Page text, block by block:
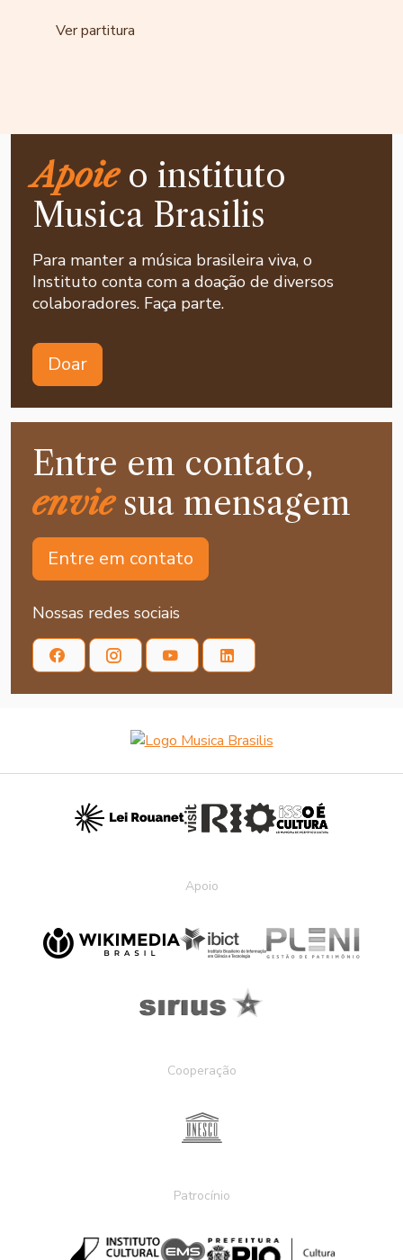
Ver partitura
Apoieo instituto
Musica Brasilis
Para manter a música brasileira viva, o
Instituto conta com a doação de diversos
colaboradores. Faça parte.
Doar
Entre em contato,
enviesua mensagem
Entre em contato
Nossas redes sociais
Apoio
Cooperação
Patrocínio